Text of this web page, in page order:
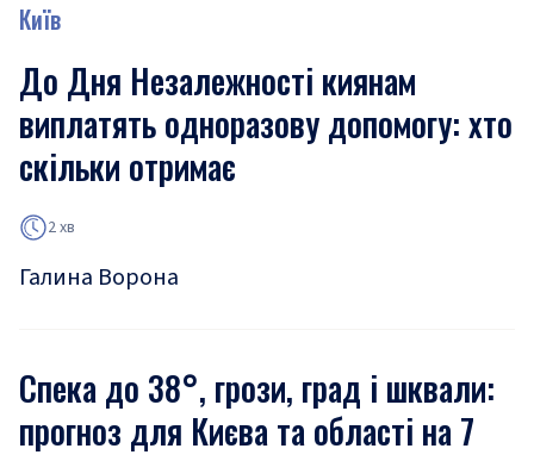
Київ
До Дня Незалежності киянам
виплатять одноразову допомогу: хто
скільки отримає
2 хв
Галина Ворона
Спека до 38°, грози, град і шквали:
прогноз для Києва та області на 7